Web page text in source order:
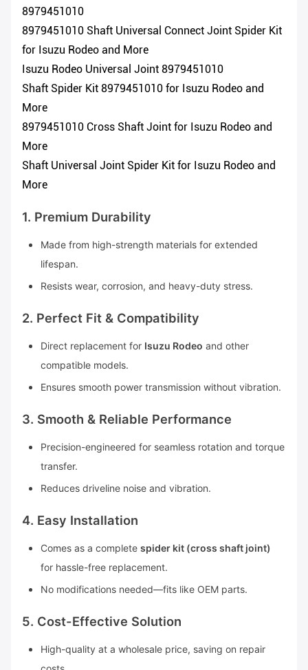
8979451010
8979451010 Shaft Universal Connect Joint Spider Kit
for Isuzu Rodeo and More
Isuzu Rodeo Universal Joint 8979451010
Shaft Spider Kit 8979451010 for Isuzu Rodeo and
More
8979451010 Cross Shaft Joint for Isuzu Rodeo and
More
Shaft Universal Joint Spider Kit for Isuzu Rodeo and
More
1. Premium Durability
Made from high-strength materials for extended
lifespan.
Resists wear, corrosion, and heavy-duty stress.
2. Perfect Fit & Compatibility
Direct replacement for Isuzu Rodeo and other
compatible models.
Ensures smooth power transmission without vibration.
3. Smooth & Reliable Performance
Precision-engineered for seamless rotation and torque
transfer.
Reduces driveline noise and vibration.
4. Easy Installation
Comes as a completespider kit (cross shaft joint)
for hassle-free replacement.
No modifications needed—fits like OEM parts.
5. Cost-Effective Solution
High-quality at a wholesale price, saving on repair